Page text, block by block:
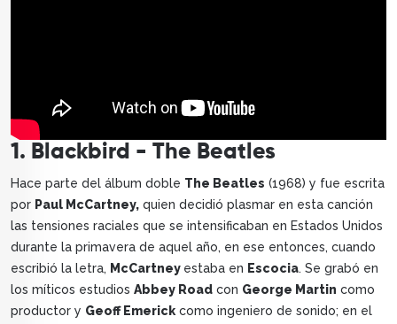
1. Blackbird - The Beatles
Hace parte del álbum doble The Beatles (1968) y fue escrita
por Paul McCartney, quien decidió plasmar en esta canción
las tensiones raciales que se intensificaban en Estados Unidos
durante la primavera de aquel año, en ese entonces, cuando
escribió la letra, McCartney estaba en Escocia. Se grabó en
los míticos estudios Abbey Road con George Martin como
productor y Geoff Emerickcomo ingeniero de sonido; en el